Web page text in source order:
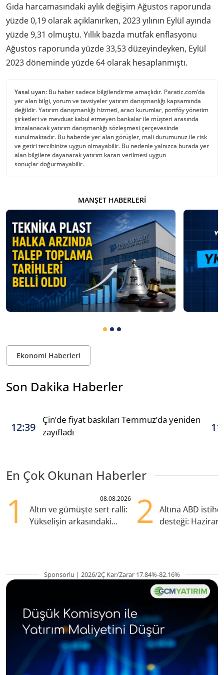
Gıda harcamasındaki aylık değişim Ağustos raporunda
yüzde 0,19 olarak açıklanırken, 2023 yılının Eylül ayında
yüzde 9,31 olmuştu. Yıllık bazda mutfak enflasyonu
Ağustos raporunda yüzde 33,53 düzeyindeyken, Eylül
2023 döneminde yüzde 64 olarak hesaplanmıştı.
Yasal uyarı: Bu haber sadece bilgilendirme amaçlıdır. Paratic.com’da
yer alan bilgi, yorum ve tavsiyeler yatırım danışmanlığı kapsamında
değildir. Yatırım danışmanlığı hizmeti, aracı kurumlar, portföy yönetim
şirketleri ve mevduat kabul etmeyen bankalar ile müşteri arasında
imzalanacak yatırım danışmanlığı sözleşmesi çerçevesinde
sunulmaktadır. Bu haberde yer alan görüşler, mali durumunuz ile risk
ve getiri tercihinize uygun olmayabilir. Bu nedenle yalnızca burada yer
alan bilgilere dayanarak yatırım kararı verilmesi uygun
sonuçlar doğurmayabilir.
MANŞET HABERLERI
Ekonomi Haberleri
Son Dakika Haberler
12:39
Çin’de fiyat baskıları Temmuz’da yeniden
zayıfladı
En Çok Okunan Haberler
1 08.08.2026
Altın ve gümüşte sert ralli:
Yükselişin arkasındaki
2
Altına ABD
desteği:
Sponsorlu | 2026/2Ç Kar/Zarar 17.84%-82.16%